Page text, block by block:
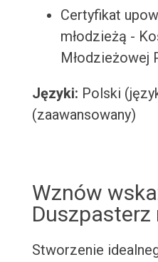
Certyfikat
młodzieżą -
Młodzieżowej
Języki: Polski
(zaawansowany)
Wznów
Duszpasterz
Stworzenie